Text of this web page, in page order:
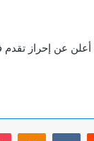
أعلن عن إحراز